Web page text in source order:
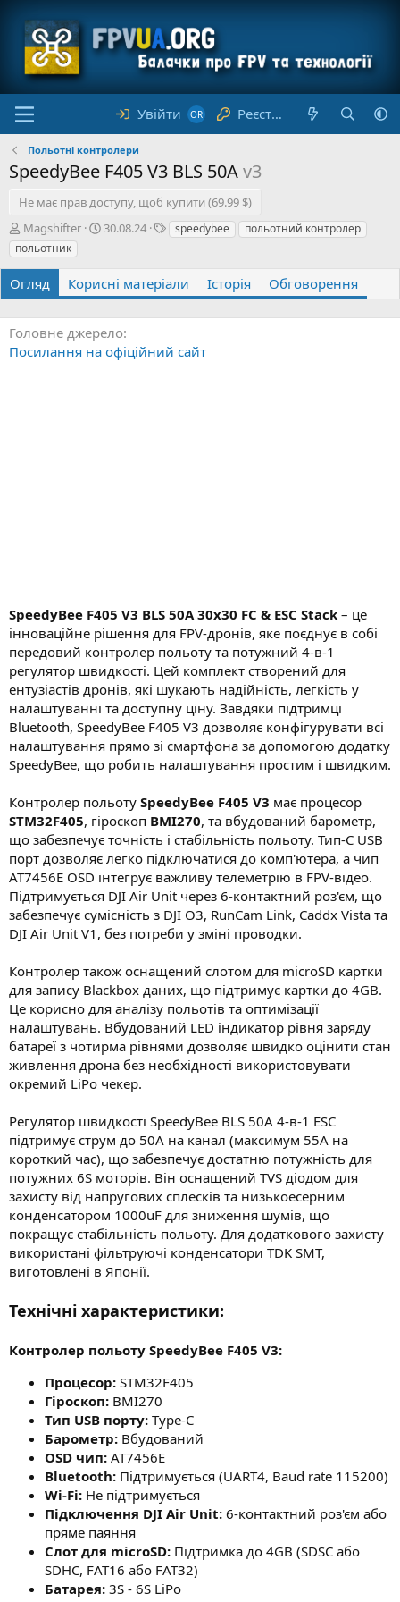
Увійти Реєстрація
Польотні контролери
SpeedyBee F405 V3 BLS 50Av3
Не має прав доступу, щоб купити (69.99 $)
А
в
т
р
Magshifter
Д
с
о
р
е
30.08.24
Т speedybee
польотний контролер
польотник
Огляд Корисні матеріали Історія Обговорення
Головне джерело
Посилання на офіційний сайт
SpeedyBee F405 V3 BLS 50A 30x30 FC & ESC Stack – це
інноваційне рішення для FPV-дронів, яке поєднує в собі
передовий контролер польоту та потужний 4-в-1
регулятор швидкості. Цей комплект створений для
ентузіастів дронів, які шукають надійність, легкість у
налаштуванні та доступну ціну. Завдяки підтримці
Bluetooth, SpeedyBee F405 V3 дозволяє конфігурувати всі
налаштування прямо зі смартфона за допомогою додатку
SpeedyBee, що робить налаштування простим і швидким.
Контролер польоту SpeedyBee F405 V3 має процесор
STM32F405, гіроскоп BMI270, та вбудований барометр,
що забезпечує точність і стабільність польоту. Тип-C USB
порт дозволяє легко підключатися до комп'ютера, а чип
AT7456E OSD інтегрує важливу телеметрію в FPV-відео.
Підтримується DJI Air Unit через 6-контактний роз'єм, що
забезпечує сумісність з DJI O3, RunCam Link, Caddx Vista та
DJI Air Unit V1, без потреби у зміні проводки.
Контролер також оснащений слотом для microSD картки
для запису Blackbox даних, що підтримує картки до 4GB.
Це корисно для аналізу польотів та оптимізації
налаштувань. Вбудований LED індикатор рівня заряду
батареї з чотирма рівнями дозволяє швидко оцінити стан
живлення дрона без необхідності використовувати
окремий LiPo чекер.
Регулятор швидкості SpeedyBee BLS 50A 4-в-1 ESC
підтримує струм до 50A на канал (максимум 55A на
короткий час), що забезпечує достатню потужність для
потужних 6S моторів. Він оснащений TVS діодом для
захисту від напругових сплесків та низькоесерним
конденсатором 1000uF для зниження шумів, що
покращує стабільність польоту. Для додаткового захисту
використані фільтруючі конденсатори TDK SMT,
виготовлені в Японії.
Технічні характеристики:
Контролер польоту SpeedyBee F405 V3:
Процесор: STM32F405
Гіроскоп: BMI270
Тип USB порту: Type-C
Барометр: Вбудований
OSD чип: AT7456E
Bluetooth: Підтримується (UART4, Baud rate 115200)
Wi-Fi: Не підтримується
Підключення DJI Air Unit: 6-контактний роз'єм або
пряме паяння
Слот для microSD: Підтримка до 4GB (SDSC або
SDHC, FAT16 або FAT32)
Батарея: 3S - 6S LiPo